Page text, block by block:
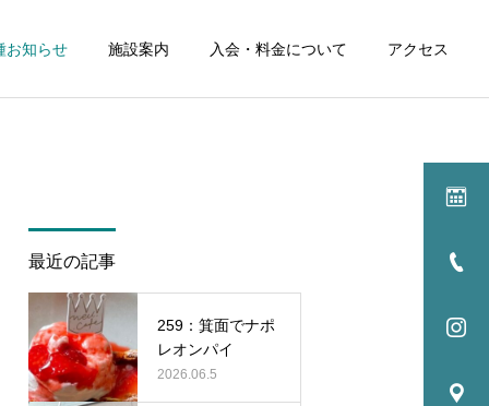
お知らせ 施設案内 入会・料金について アクセス
256：試合を見る中での観
点
255:最高の居酒屋さん 肉
最近の記事
259：箕面でナポ
レオンパイ
2026.06.5